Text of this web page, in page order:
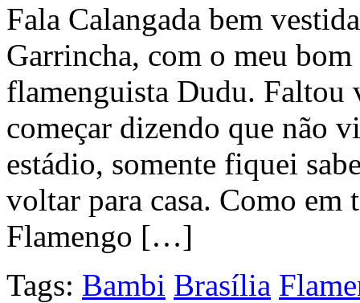
Fala Calangada bem
Garrincha, com o meu
flamenguista Dudu. Faltou
começar dizendo que não
estádio, somente fiquei
voltar para casa. Como
Flamengo […]
Tags: Bambi Brasília